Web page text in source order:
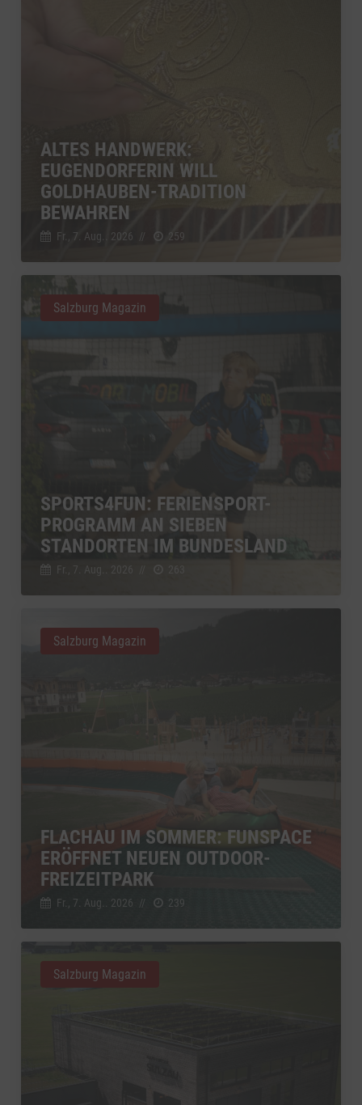
ALTES HANDWERK:
EUGENDORFERIN WILL
GOLDHAUBEN-TRADITION
BEWAHREN
Fr., 7. Aug.. 2026 // 259
SPORTS4FUN: FERIENSPORT-
PROGRAMM AN SIEBEN
STANDORTEN IM BUNDESLAND
Fr., 7. Aug.. 2026 263
Salzburg Magazin
FLACHAU IM SOMMER: FUNSPACE
ERÖFFNET NEUEN OUTDOOR-
FREIZEITPARK
Fr., 7. Aug.. 2026 // 239
Salzburg Magazin
Salzburg Magazin